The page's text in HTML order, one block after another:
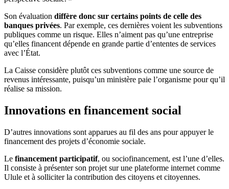
Son évaluation diffère donc sur certains points de celle des
banques privées. Par exemple, ces dernières voient les subventions
publiques comme un risque. Elles n’aiment pas qu’une entreprise
qu’elles financent dépende en grande partie d’ententes de services
avec l’État.
La Caisse considère plutôt ces subventions comme une source de
revenus intéressante, puisqu’un ministère paie l’organisme pour qu’il
réalise sa mission.
Innovations en financement social
D’autres innovations sont apparues au fil des ans pour appuyer le
financement des projets d’économie sociale.
Le financement participatif, ou sociofinancement, est l’une d’elles.
Il consiste à présenter son projet sur une plateforme internet comme
Ulule et à solliciter la contribution des citoyens et citoyennes.